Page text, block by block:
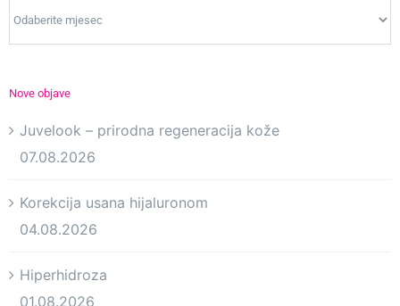
Nove objave
Juvelook – prirodna regeneracija kože
07.08.2026
Korekcija usana hijaluronom
04.08.2026
Hiperhidroza
01.08.2026